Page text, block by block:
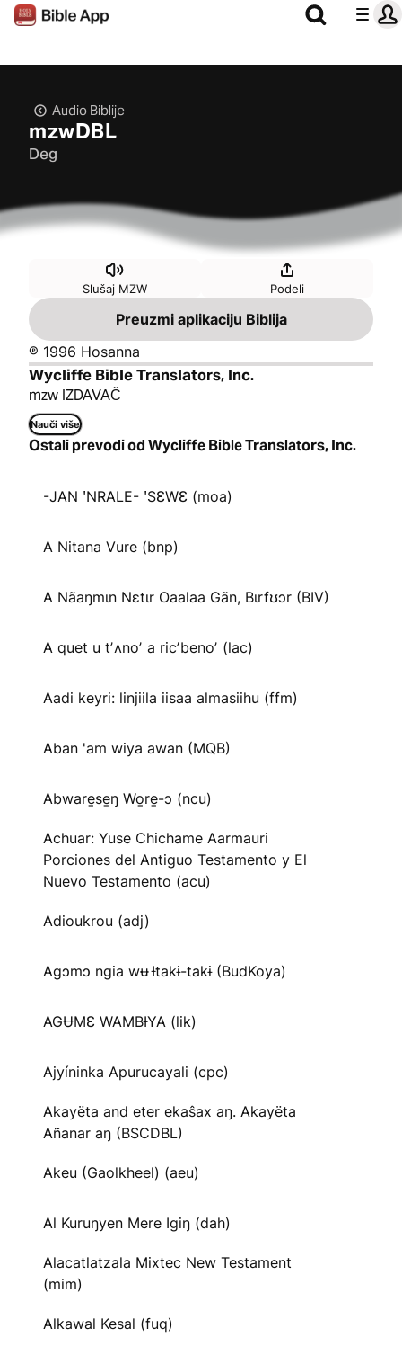
Audio Biblije
mzwDBL
Deg
Slušaj MZW Podeli
Preuzmi aplikaciju Biblija
℗ 1996 Hosanna
Wycliffe Bible Translators, Inc.
mzw IZDAVAČ
Nauči više
Ostali prevodi od Wycliffe Bible Translators, Inc.
-JAN ꞌNRALE- ꞌSƐWƐ (moa)
A Nitana Vure (bnp)
A Nãaŋmɩn Nɛtɩr Oaalaa Gãn, Bɩrfʊɔr (BIV)
A quet u tʼʌnoʼ a ricʼbenoʼ (lac)
Aadi keyri: linjiila iisaa almasiihu (ffm)
Aban 'am wiya awan (MQB)
Abware̱se̱ŋ Wo̱re̱-ɔ (ncu)
Achuar: Yuse Chichame Aarmauri
Porciones del Antiguo Testamento y El
Nuevo Testamento (acu)
Adioukrou (adj)
Agɔmɔ ngia wʉ Ɨtakɨ-takɨ (BudKoya)
AGɄMƐ WAMBƗYA (lik)
Ajyíninka Apurucayali (cpc)
Akayëta and eter ekaŝax aŋ. Akayëta
Añanar aŋ (BSCDBL)
Akeu (Gaolkheel) (aeu)
Al Kuruŋyen Mere Igiŋ (dah)
Alacatlatzala Mixtec New Testament
(mim)
Alkawal Kesal (fuq)